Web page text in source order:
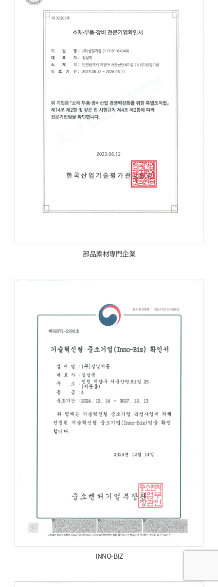
部品素材専門企業
INNO-BIZ